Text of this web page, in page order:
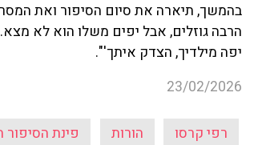
בהמשך, תיארה את סיום הסיפור ואת
הרבה גוזלים, אבל יפים משלו הוא לא מצא.
יפה מילדיך, הצדק איתך'".
23/02/2026
רפי קרסו הורות פינת הסיפור